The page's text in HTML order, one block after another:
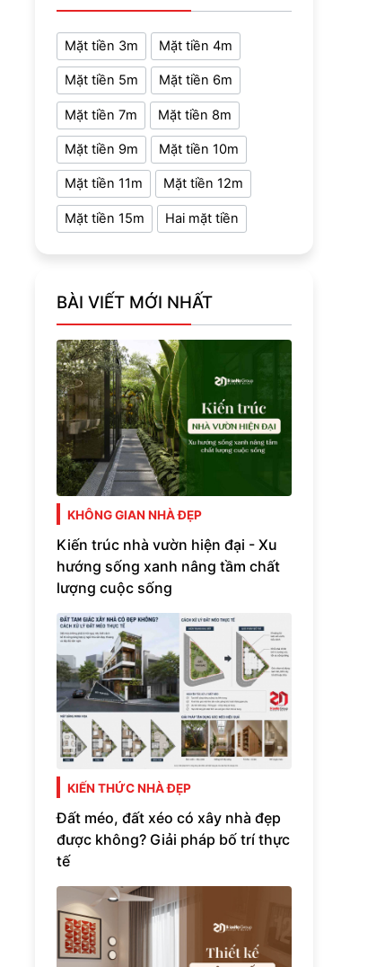
Mặt tiền 3m Mặt tiền 4m
Mặt tiền 5m Mặt tiền 6m
Mặt tiền 7m Mặt tiền 8m
Mặt tiền 9m Mặt tiền 10m
Mặt tiền 11m Mặt tiền 12m
Mặt tiền 15m Hai mặt tiền
BÀI VIẾT MỚI NHẤT
KHÔNG GIAN NHÀ ĐẸP
Kiến trúc nhà vườn hiện đại - Xu
hướng sống xanh nâng tầm chất
lượng cuộc sống
KIẾN THỨC NHÀ ĐẸP
Đất méo, đất xéo có xây nhà đẹp
được không? Giải pháp bố trí thực
tế